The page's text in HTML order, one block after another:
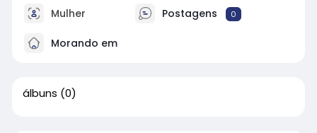
Mulher Postagens 0
Morando em
álbuns (0)